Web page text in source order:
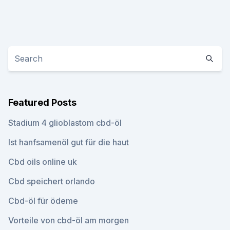
Featured Posts
Stadium 4 glioblastom cbd-öl
Ist hanfsamenöl gut für die haut
Cbd oils online uk
Cbd speichert orlando
Cbd-öl für ödeme
Vorteile von cbd-öl am morgen